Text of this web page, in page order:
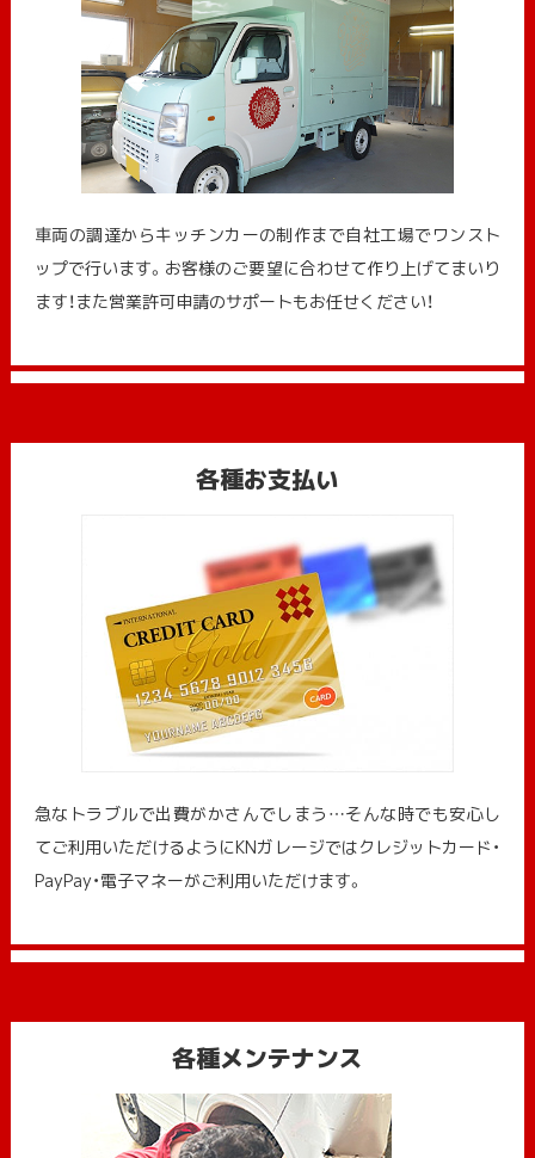
車両の調達からキッチンカーの制作まで自社工場でワンスト
ップで行います。お客様のご要望に合わせて作り上げてまいり
ます！また営業許可申請のサポートもお任せください！
各種お支払い
急なトラブルで出費がかさんでしまう…そんな時でも安心し
てご利用いただけるようにKNガレージではクレジットカード・
PayPay・電子マネーがご利用いただけます。
各種メンテナンス